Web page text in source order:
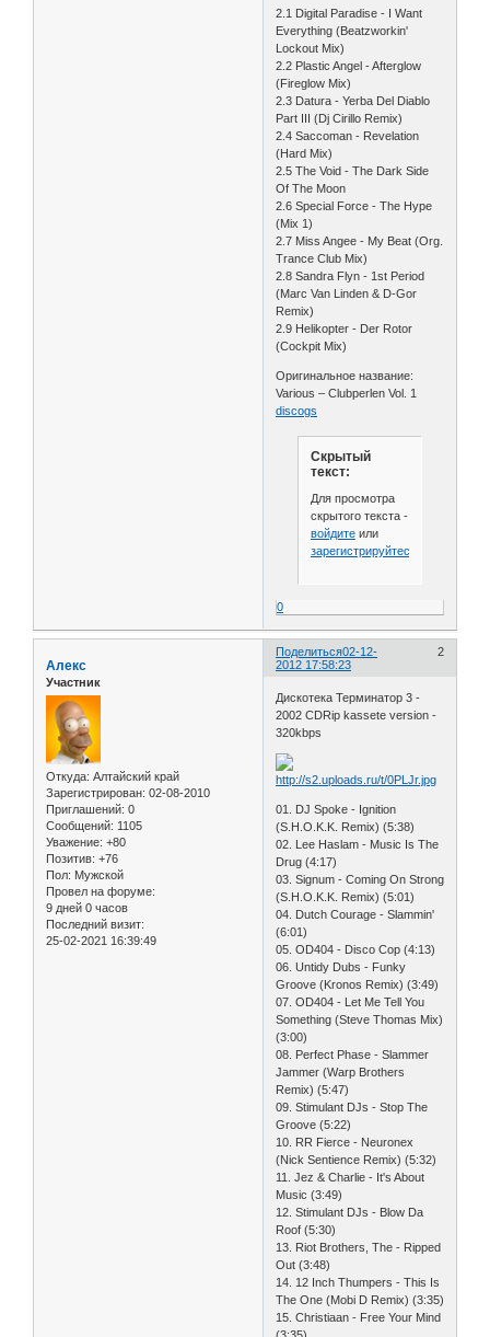
2.1 Digital Paradise - I Want
Everything (Beatzworkin'
Lockout Mix)
2.2 Plastic Angel - Afterglow
(Fireglow Mix)
2.3 Datura - Yerba Del Diablo
Part III (Dj Cirillo Remix)
2.4 Saccoman - Revelation
(Hard Mix)
2.5 The Void - The Dark Side
Of The Moon
2.6 Special Force - The Hype
(Mix 1)
2.7 Miss Angee - My Beat (Org.
Trance Club Mix)
2.8 Sandra Flyn - 1st Period
(Marc Van Linden & D-Gor
Remix)
2.9 Helikopter - Der Rotor
(Cockpit Mix)
Оригинальное название:
Various – Clubperlen Vol. 1
discogs
Скрытый
текст:
Для просмотра
скрытого текста -
войдитеили
зарегистрируйтесь
0
Поделиться 2
02-12-
2012 17:58:23
Алекс
Участник
Откуда: Алтайский край
Зарегистрирован: 02-08-2010
Приглашений: 0
Сообщений: 1105
Уважение: +80
Позитив: +76
Пол: Мужской
Провел на форуме:
9 дней 0 часов
Последний визит:
25-02-2021 16:39:49
Дискотека Терминатор 3 -
2002 CDRip kassete version -
320kbps
01. DJ Spoke - Ignition
(S.H.O.K.K. Remix) (5:38)
02. Lee Haslam - Music Is The
Drug (4:17)
03. Signum - Coming On Strong
(S.H.O.K.K. Remix) (5:01)
04. Dutch Courage - Slammin'
(6:01)
05. OD404 - Disco Cop (4:13)
06. Untidy Dubs - Funky
Groove (Kronos Remix) (3:49)
07. OD404 - Let Me Tell You
Something (Steve Thomas Mix)
(3:00)
08. Perfect Phase - Slammer
Jammer (Warp Brothers
Remix) (5:47)
09. Stimulant DJs - Stop The
Groove (5:22)
10. RR Fierce - Neuronex
(Nick Sentience Remix) (5:32)
11. Jez & Charlie - It's About
Music (3:49)
12. Stimulant DJs - Blow Da
Roof (5:30)
13. Riot Brothers, The - Ripped
Out (3:48)
14. 12 Inch Thumpers - This Is
The One (Mobi D Remix) (3:35)
15. Christiaan - Free Your Mind
(3:35)